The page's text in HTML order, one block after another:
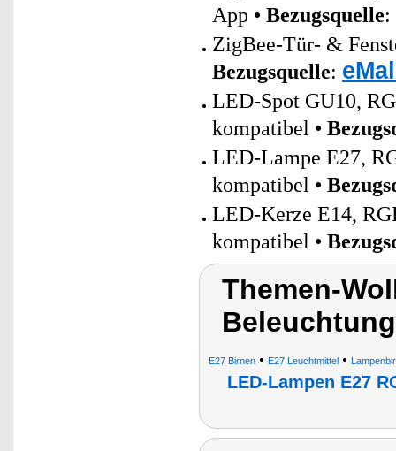
App • Bezugsquelle:
ZigBee-Tür- &
Bezugsquelle:
LED-Spot GU10,
kompatibel •
LED-Lampe E27,
kompatibel •
LED-Kerze E14,
kompatibel •
Themen-
E27 Birnen • E27 Leuchtmittel •
LED-Lampen E27